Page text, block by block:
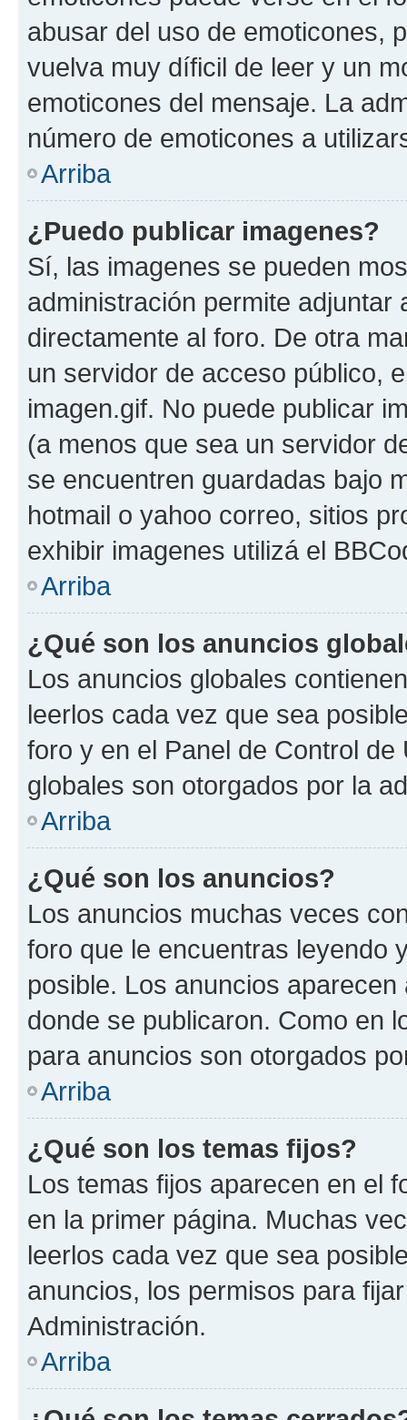
abusar del uso de emoticones,
vuelva muy díficil de leer y un
emoticones del mensaje. La
número de emoticones a
Arriba
¿Puedo publicar imagenes?
Sí, las imagenes se pueden
administración permite
directamente al foro. De otra
un servidor de acceso público,
imagen.gif. No puede publicar
(a menos que sea un servidor
se encuentren guardadas bajo
hotmail o yahoo correo, sitios
exhibir imagenes utilizá el
Arriba
¿Qué son los anuncios
Los anuncios globales
leerlos cada vez que sea
foro y en el Panel de Control
globales son otorgados por la
Arriba
¿Qué son los anuncios?
Los anuncios muchas veces
foro que le encuentras leyendo
posible. Los anuncios
donde se publicaron. Como en
para anuncios son otorgados
Arriba
¿Qué son los temas fijos?
Los temas fijos aparecen en el
en la primer página. Muchas
leerlos cada vez que sea
anuncios, los permisos para
Administración.
Arriba